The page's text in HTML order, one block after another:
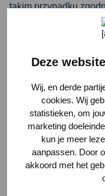
Deze
Wij, en derde
cookies. Wij
statistieken, om
marketing
kun je meer
aanpassen. Door
akkoord met het
takim przypadku
właścicielem pojazdu
Masz jeszcze jakieś
zadawane pytania
możesz znaleźć
czat, WhatsApp lub
Ubezpieczenie
Ubezpieczenie
Ubezpieczenie